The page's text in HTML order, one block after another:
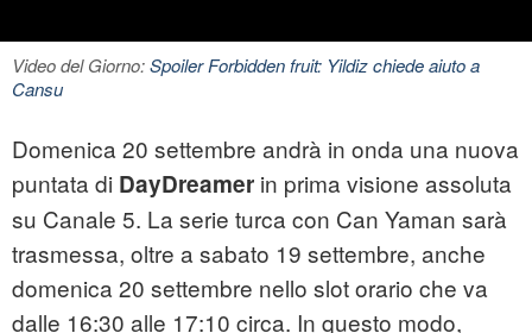
Video del Giorno:Spoiler Forbidden fruit: Yildiz chiede aiuto a
Cansu
Domenica 20 settembre andrà in onda una nuova
puntata di DayDreamer in prima visione assoluta
su Canale 5. La serie turca con Can Yaman sarà
trasmessa, oltre a sabato 19 settembre, anche
domenica 20 settembre nello slot orario che va
dalle 16:30 alle 17:10 circa. In questo modo,